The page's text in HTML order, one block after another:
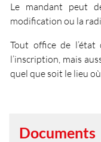
Le mandant peut
modification ou la
Tout office de
l’inscription, mais
quel que soit le lieu
Documents